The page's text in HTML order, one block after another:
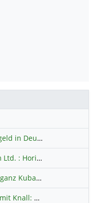
Bundesbank: Weniger Falschgeld in Deutschland
IRW-News: Horizon Petroleum Ltd. : Horizon Petroleum beginnt mit der Testförderung im Projekt Lachowice in Polen und schließt die Platzierung einer überzeichneten Wandelanleihe ab
Erneuter Strom-Blackout legt ganz Kuba lahm
Gold beendet Handelswoche mit Knall: Barrick Mining – Ist diese Aktie wieder ein Kauf?